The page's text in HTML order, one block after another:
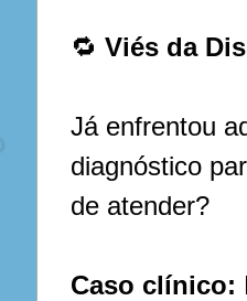
🔁 Viés da
Já enfrentou
diagnóstico
de atender?
Caso clínico: